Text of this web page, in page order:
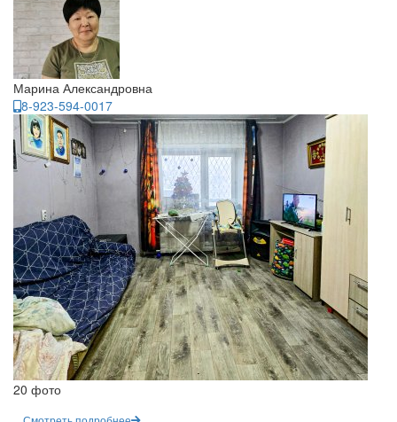
Марина Александровна
8-923-594-0017
20 фото